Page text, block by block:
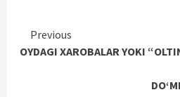
Continue
Reading
Previous
OYDAGI XAROBALAR YOKI